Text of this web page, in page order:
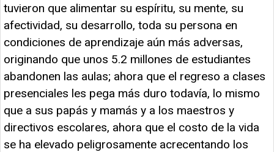
tuvieron que alimentar su espíritu, su mente, su
afectividad, su desarrollo, toda su persona en
condiciones de aprendizaje aún más adversas,
originando que unos 5.2 millones de estudiantes
abandonen las aulas; ahora que el regreso a clases
presenciales les pega más duro todavía, lo mismo
que a sus papás y mamás y a los maestros y
directivos escolares, ahora que el costo de la vida
se ha elevado peligrosamente acrecentando los